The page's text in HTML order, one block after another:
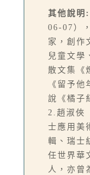
其他說明:
06-07）
家，創作
兒童文學
散文集《
《留予
說《橘子
2.趙淑俠
士應用美
輯、瑞士
任世界華
人，亦曾